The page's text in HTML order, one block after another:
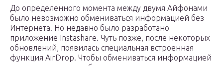
До определенного момента между двумя Айфонами
было невозможно обмениваться информацией без
Интернета. Но недавно было разработано
приложение Instashare. Чуть позже, после некоторых
обновлений, появилась специальная встроенная
функция AirDrop. Чтобы обмениваться информацией